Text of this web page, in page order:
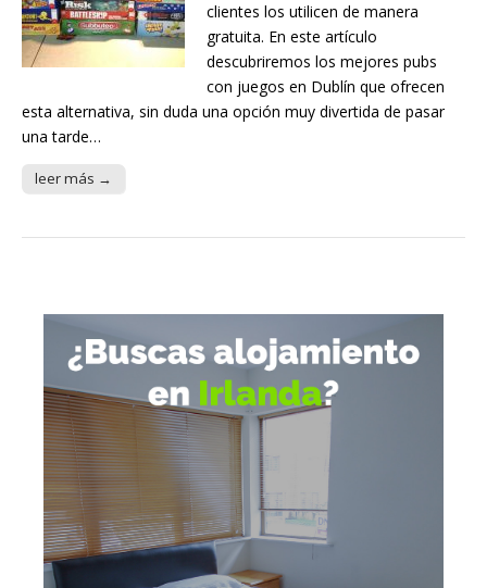
clientes los utilicen de manera
gratuita. En este artículo
descubriremos los mejores pubs
con juegos en Dublín que ofrecen
esta alternativa, sin duda una opción muy divertida de pasar
una tarde…
leer más →